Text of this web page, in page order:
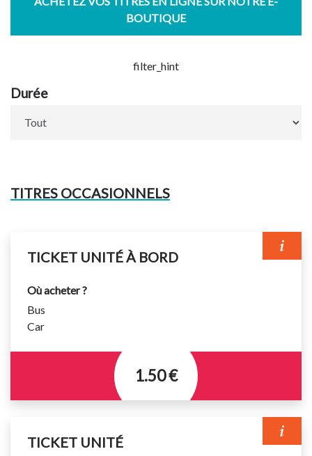
BOUTIQUE
filter_hint
Durée
TITRES OCCASIONNELS
TICKET UNITÉ À BORD
Où acheter ?
Bus
Car
1.50 €
correspondance gratuite pendant 1h à compter de la
TICKET UNITÉ